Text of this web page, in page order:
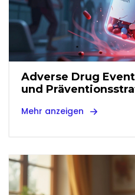
Adverse Drug
und
Mehr anzeigen